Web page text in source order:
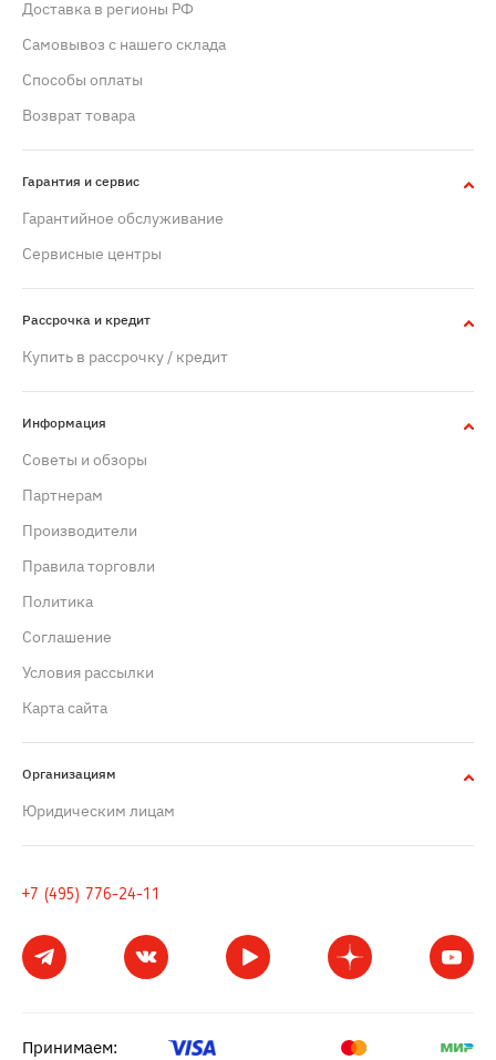
Доставка в регионы РФ
Самовывоз с нашего склада
Способы оплаты
Возврат товара
Гарантия и сервис
Гарантийное обслуживание
Сервисные центры
Рассрочка и кредит
Купить в рассрочку / кредит
Информация
Советы и обзоры
Партнерам
Производители
Правила торговли
Политика
Cоглашение
Условия рассылки
Карта сайта
Организациям
Юридическим лицам
+7 (495) 776-24-11
Принимаем: